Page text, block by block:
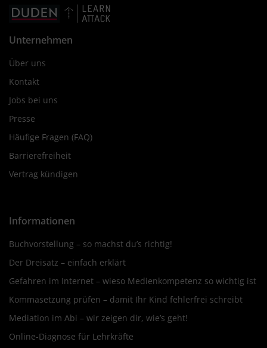
Unternehmen
Über uns
Kontakt
Jobs bei uns
Presse
Häufige Fragen (FAQ)
Barrierefreiheit
Vertrag kündigen
Informationen
Buchvorstellung – so machst du’s richtig!
Der Dreisatz – einfach erklärt
Gefahren im Internet – wieso Medienkompetenz so wichtig ist
Kommasetzung prüfen – damit Ihr Kind fehlerfrei schreibt
Mediation im Abi – wir zeigen dir, wie’s geht!
Online-Diagnose für Lehrkräfte